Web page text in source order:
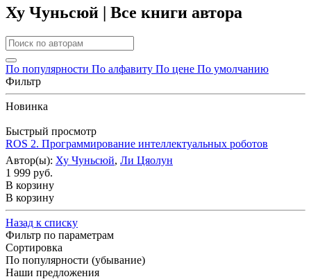
Ху Чуньсюй | Все книги автора
По популярности По алфавиту По цене По умолчанию
Фильтр
Новинка
Быстрый просмотр
ROS 2. Программирование интеллектуальных роботов
Автор(ы): Ху Чуньсюй, Ли Цяолун
1 999 руб.
В корзину
В корзину
Назад к списку
Фильтр по параметрам
Сортировка
По популярности (убывание)
Наши предложения